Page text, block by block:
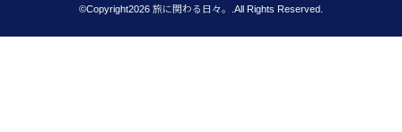
©Copyright2026 旅に関わる日々。 .All Rights Reserved.